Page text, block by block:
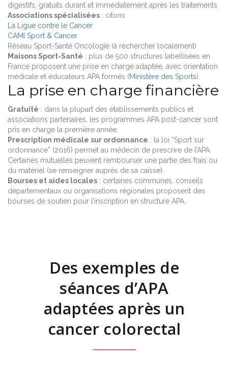
digestifs, gratuits durant et immédiatement après les traitements
Associations spécialisées : citons
La Ligue contre le Cancer
CAMI Sport & Cancer
Réseau Sport-Santé Oncologie (à rechercher localement)
Maisons Sport-Santé : plus de 500 structures labellisées en
France proposent une prise en charge adaptée, avec orientation
médicale et éducateurs APA formés (Ministère des Sports).
La prise en charge financière
Gratuité : dans la plupart des établissements publics et
associations partenaires, les programmes APA post-cancer sont
pris en charge la première année.
Prescription médicale sur ordonnance : la loi “Sport sur
ordonnance” (2016) permet au médecin de prescrire de l’APA.
Certaines mutuelles peuvent rembourser une partie des frais ou
du matériel (se renseigner auprès de sa caisse).
Bourses et aides locales : certaines communes, conseils
départementaux ou organisations régionales proposent des
bourses de soutien pour l’inscription en structure APA.
Des exemples de
séances d’APA
adaptées après un
cancer colorectal